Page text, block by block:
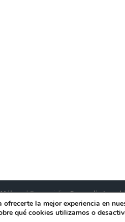
| ComercializaRenovalia
la mejor experiencia en
qué cookies utilizamos o